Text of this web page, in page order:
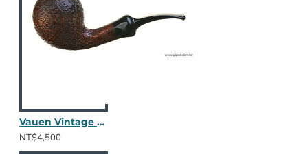
Vauen Vintage 4077
NT$4,500